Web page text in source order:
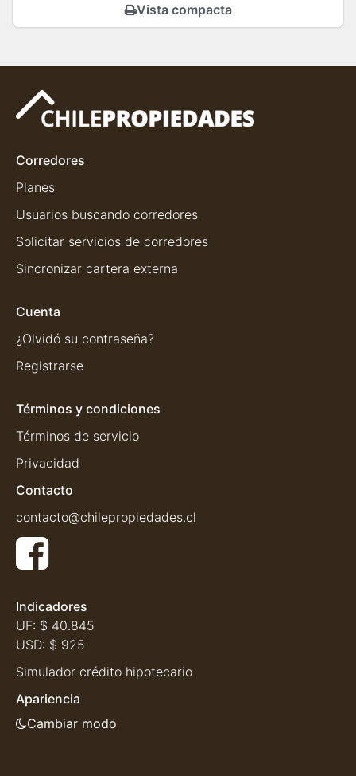
Vista compacta
Corredores
Planes
Usuarios buscando corredores
Solicitar servicios de corredores
Sincronizar cartera externa
Cuenta
¿Olvidó su contraseña?
Registrarse
Términos y condiciones
Términos de servicio
Privacidad
Contacto
contacto@chilepropiedades.cl
Indicadores
UF: $ 40.845
USD: $ 925
Simulador crédito hipotecario
Apariencia
Cambiar modo